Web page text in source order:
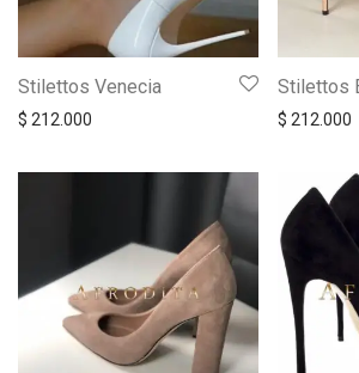
Stilettos Venecia
$ 212.000
Stilettos
$ 212.000